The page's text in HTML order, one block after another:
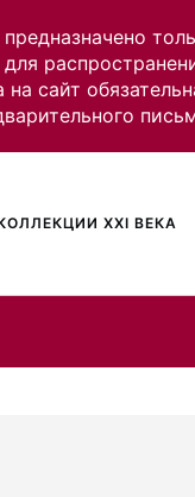
сайт
XXI ВЕКА